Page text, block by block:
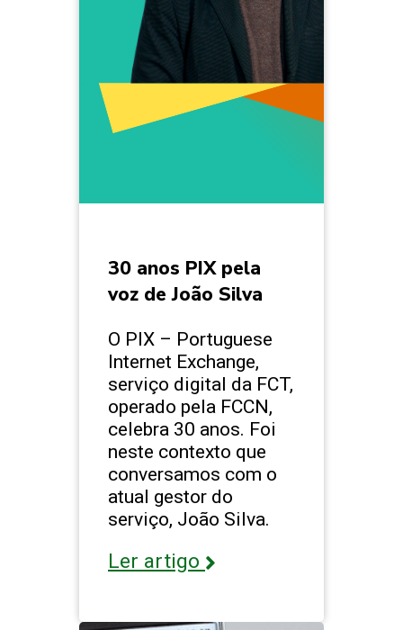
30 anos PIX pela
voz de João Silva
O PIX – Portuguese
Internet Exchange,
serviço digital da FCT,
operado pela FCCN,
celebra 30 anos. Foi
neste contexto que
conversamos com o
atual gestor do
serviço, João Silva.
Ler artigo